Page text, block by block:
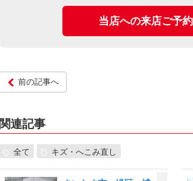
当店への来店ご予
前の記事へ
関連記事
全て キズ・へこみ直し